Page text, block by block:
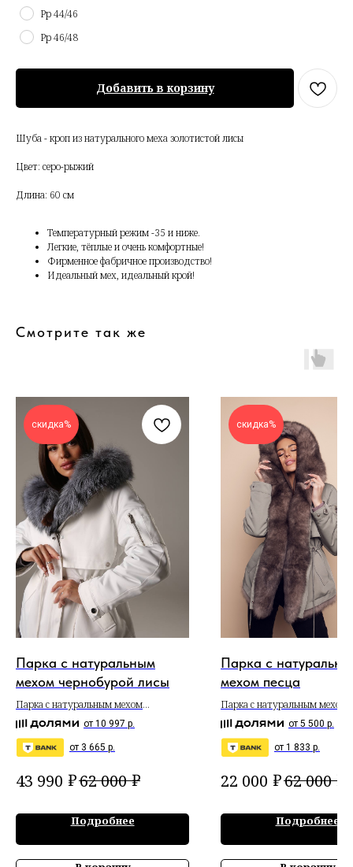
Рр 44/46
Рр 46/48
Добавить в корзину
Шуба - кроп из натурального меха золотистой лисы
Цвет: серо-рыжий
Длина: 60 см
Температурный режим -35 и ниже.
Легкие, тёплые и очень комфортные!
Фирменное фабричное производство!
Идеальный мех, идеальный крой!
Смотрите так же
скидка%
Парка с натуральным
мехом чернобурой лисы
Парка с натуральным мехом
чернобурой лисыот 10 997 р.
от 3 665 р.
43 990 ₽62 000 ₽
Подробнее
скидка%
Парка с
мехом песца
Парка с натуральным мехом
от 5 500 р.
от 1 833 р.
22 000 ₽62 000 ₽
Подробнее